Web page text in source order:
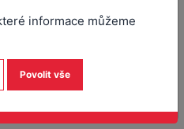
informace můžeme
Povolit vše